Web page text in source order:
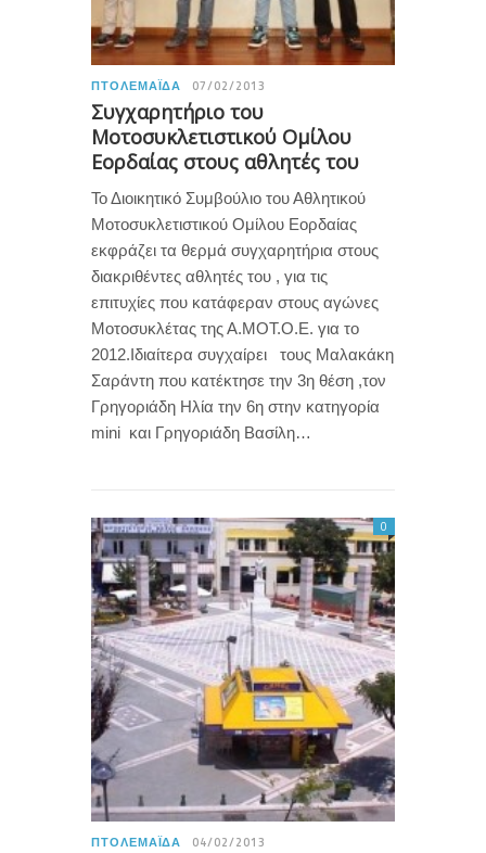
ΠΤΟΛΕΜΑΪ́ΔΑ 07/02/2013
Συγχαρητήριο του
Μοτοσυκλετιστικού Ομίλου
Εορδαίας στους αθλητές του
Το Διοικητικό Συμβούλιο του Αθλητικού
Μοτοσυκλετιστικού Ομίλου Εορδαίας
εκφράζει τα θερμά συγχαρητήρια στους
διακριθέντες αθλητές του , για τις
επιτυχίες που κατάφεραν στους αγώνες
Μοτοσυκλέτας της Α.ΜΟΤ.Ο.Ε. για το
2012.Ιδιαίτερα συγχαίρει τους Μαλακάκη
Σαράντη που κατέκτησε την 3η θέση ,τον
Γρηγοριάδη Ηλία την 6η στην κατηγορία
mini και Γρηγοριάδη Βασίλη…
ΠΤΟΛΕΜΑΪ́ΔΑ 04/02/2013
0